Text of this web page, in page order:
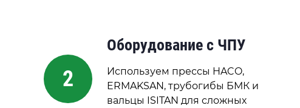
2
Оборудование с ЧПУ
Используем прессы HACO,
ERMAKSAN, трубогибы БМК и
вальцы ISITAN для сложных